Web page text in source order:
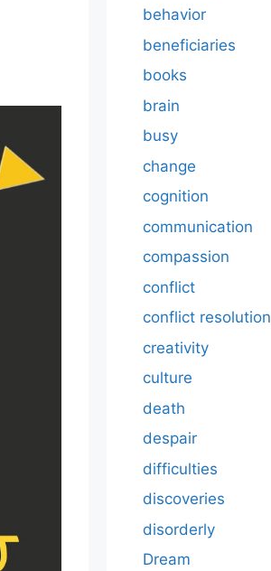
behavior
beneficiaries
books
brain
busy
change
cognition
communication
compassion
conflict
conflict resolution
creativity
culture
death
despair
difficulties
discoveries
disorderly
Dream